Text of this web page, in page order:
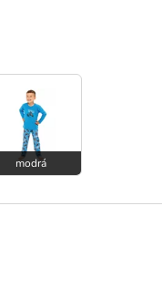
modrá